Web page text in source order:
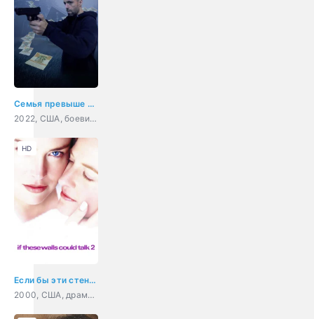
Семья превыше всего
2022, США, боевик, драма, криминал
Если бы эти стены могли говорить 2
2000, США, драма, мелодрама
HD